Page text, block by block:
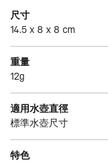
尺寸
14.5 x 8 x 8 cm
重量
12g
適用水壺直徑
標準水壺尺寸
特色